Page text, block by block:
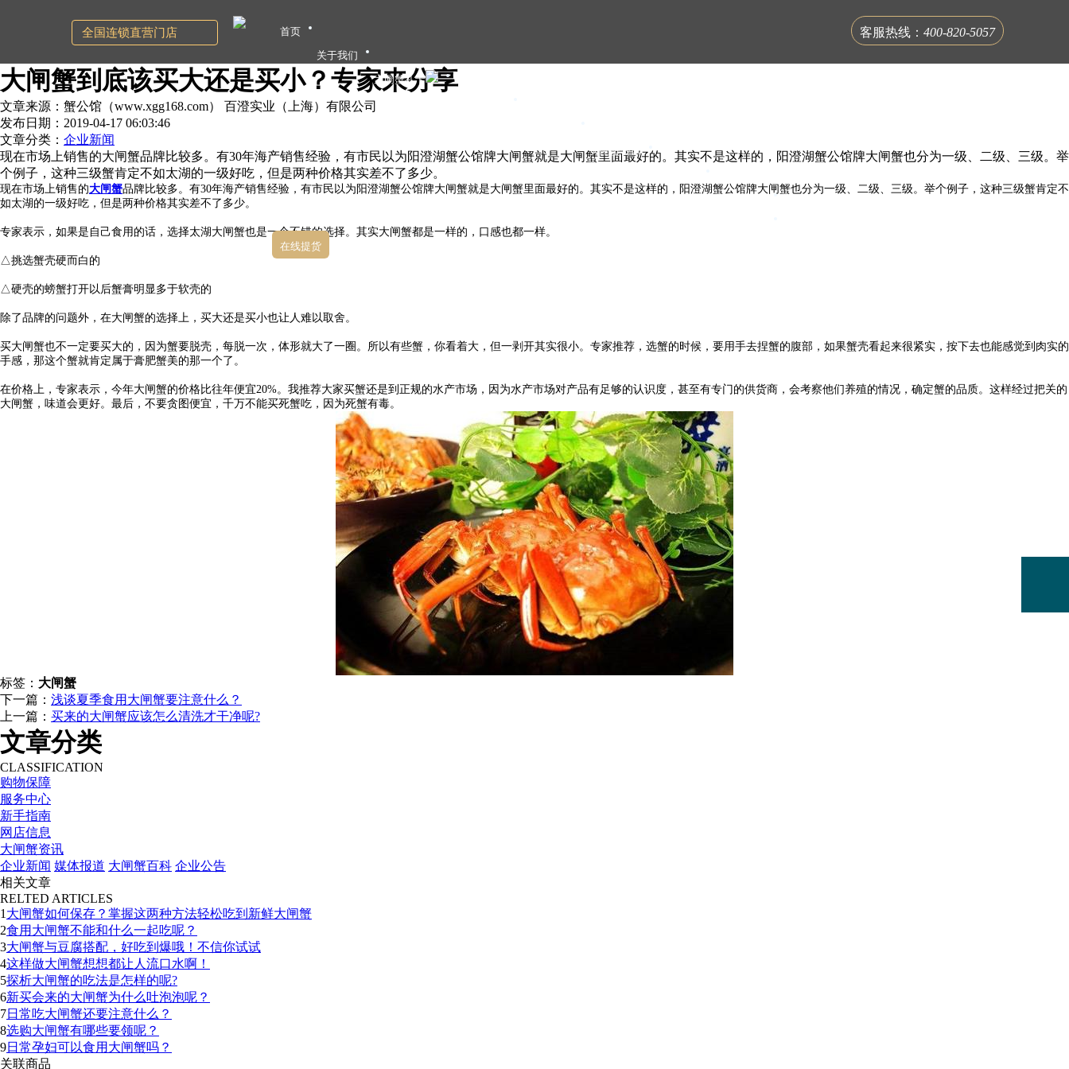
大闸蟹到底该买大还是买小？专家来分享
文章来源：蟹公馆（www.xgg168.com） 百澄实业（上海）有限公司
发布日期：2019-04-17 06:03:46
文章分类： 企业新闻
现在市场上销售的大闸蟹品牌比较多。有30年海产销售经验，​有市民以为阳澄湖蟹公馆牌大闸蟹就是大闸蟹里面最好的。其实不是这样的，阳澄湖蟹公馆牌大闸蟹也分为一级、二级、三级。举
个例子，这种三级蟹肯定不如太湖的一级好吃，但是两种价格其实差不了多少。
现在市场上销售的大闸蟹品牌比较多。有30年海产销售经验，有市民以为阳澄湖蟹公馆牌大闸蟹就是大闸蟹里面最好的。其实不是这样的，阳澄湖蟹公馆牌大闸蟹也分为一级、二级、三级。举个例子，这种三级蟹肯定不
如太湖的一级好吃，但是两种价格其实差不了多少。
专家表示，如果是自己食用的话，选择太湖大闸蟹也是一个不错的选择。其实大闸蟹都是一样的，口感也都一样。
△挑选蟹壳硬而白的
△硬壳的螃蟹打开以后蟹膏明显多于软壳的
除了品牌的问题外，在大闸蟹的选择上，买大还是买小也让人难以取舍。
买大闸蟹也不一定要买大的，因为蟹要脱壳，每脱一次，体形就大了一圈。所以有些蟹，你看着大，但一剥开其实很小。专家推荐，选蟹的时候，要用手去捏蟹的腹部，如果蟹壳看起来很紧实，按下去也能感觉到肉实的
手感，那这个蟹就肯定属于膏肥蟹美的那一个了。
在价格上，专家表示，今年大闸蟹的价格比往年便宜20%。我推荐大家买蟹还是到正规的水产市场，因为水产市场对产品有足够的认识度，甚至有专门的供货商，会考察他们养殖的情况，确定蟹的品质。这样经过把关的
大闸蟹，味道会更好。最后，不要贪图便宜，千万不能买死蟹吃，因为死蟹有毒。
标签： 大闸蟹
下一篇： 浅谈夏季食用大闸蟹要注意什么？
上一篇： 买来的大闸蟹应该怎么清洗才干净呢?
文章分类
CLASSIFICATION
购物保障
服务中心
新手指南
网店信息
大闸蟹资讯
企业新闻 媒体报道 大闸蟹百科 企业公告
相关文章
RELTED ARTICLES
1 大闸蟹如何保存？掌握这两种方法轻松吃到新鲜大闸蟹
2食用大闸蟹不能和什么一起吃呢？
3大闸蟹与豆腐搭配，好吃到爆哦！不信你试试
4这样做大闸蟹想想都让人流口水啊！
5探析大闸蟹的吃法是怎样的呢?
6新买会来的大闸蟹为什么吐泡泡呢？
7日常吃大闸蟹还要注意什么？
8选购大闸蟹有哪些要领呢？
9日常孕妇可以食用大闸蟹吗？
关联商品
全国连锁直营门店
首页
关于我们
大闸蟹礼卡
大闸蟹资讯
在线提货
客服热线： 400-820-5057